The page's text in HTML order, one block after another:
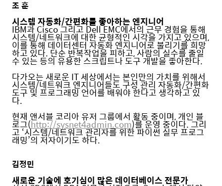
조 훈
시스템 자동화/간편화를 좋아하는 엔지니어
IBM과 Cisco 그리고 Dell EMC에서의 근무 경험을 통해
시스템/네트워크에 대한 균형적인 시각을 가지고 있으며,
이를 통해 데이터센터 자동화 엔지니어로 불리기를 희망
하고 있다. 단순 반복작업을 피하고, 사람의 실수를 줄일
수 있는 등의 유용한 스크립트나 도구 개발을 좋아한다.
다가오는 새로운 IT 세상에서는 본인만의 가치를 위해서
시스템/네트워크 엔지니어들도 구성 관리 자동화/간편화
도구 및 프로그래밍 언어를 배워야 한다고 생각하고 있
다.
현재 앤서블 코리아 유저 그룹에서 활동 중이며, 개인 블
로그(http://sysnet4admin.com)를 운영 중이다. 그리
고 ‘시스템/네트워크 관리자를 위한 파이썬 실무 프로그
래밍’의 저자이기도 하다.
김정민
새로운 기술에 호기심이 많은 데이터베이스 전문가